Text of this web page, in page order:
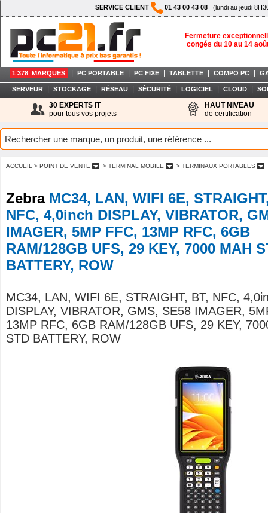
SERVICE CLIENT 01 43 00 43 08 (lundi au jeudi
Fermeture
congés du 10 au 14
1 378 MARQUES PC PORTABLE PC FIXE TABLETTE COMPO PC
SERVEUR STOCKAGE RÉSEAU SÉCURITÉ LOGICIEL CLOUD
30 EXPERTS IT
pour tous vos projets
HAUT NIVEAU
de certification
ACCUEIL > POINT DE VENTE > TERMINAL MOBILE > TERMINAUX PORTABLES
Zebra MC34, LAN, WIFI 6E,
NFC, 4,0inch DISPLAY, VIBRATOR,
IMAGER, 5MP FFC, 13MP RFC, 6GB
RAM/128GB UFS, 29 KEY, 7000 MAH
BATTERY, ROW
MC34, LAN, WIFI 6E, STRAIGHT, BT, NFC,
DISPLAY, VIBRATOR, GMS, SE58 IMAGER,
13MP RFC, 6GB RAM/128GB UFS, 29 KEY,
STD BATTERY, ROW